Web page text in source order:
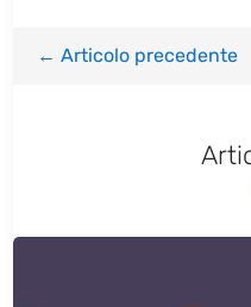
←Articolo precedente